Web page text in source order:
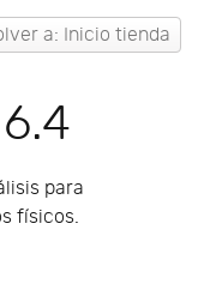
a: Inicio tienda
para
físicos.